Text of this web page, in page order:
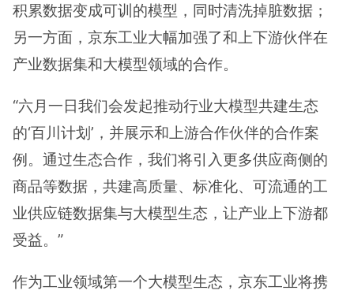
积累数据变成可训的模型，同时清洗掉脏数据；
另一方面，京东工业大幅加强了和上下游伙伴在
产业数据集和大模型领域的合作。
“六月一日我们会发起推动行业大模型共建生态
的‘百川计划’，并展示和上游合作伙伴的合作案
例。通过生态合作，我们将引入更多供应商侧的
商品等数据，共建高质量、标准化、可流通的工
业供应链数据集与大模型生态，让产业上下游都
受益。”
作为工业领域第一个大模型生态，京东工业将携